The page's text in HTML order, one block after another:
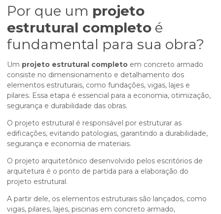
Por que um projeto
estrutural completo é
fundamental para sua obra?
Um projeto estrutural completo em concreto armado
consiste no dimensionamento e detalhamento dos
elementos estruturais, como fundações, vigas, lajes e
pilares. Essa etapa é essencial para a economia, otimização,
segurança e durabilidade das obras.
O projeto estrutural é responsável por estruturar as
edificações, evitando patologias, garantindo a durabilidade,
segurança e economia de materiais.
O projeto arquitetônico desenvolvido pelos escritórios de
arquitetura é o ponto de partida para a elaboração do
projeto estrutural.
A partir dele, os elementos estruturais são lançados, como
vigas, pilares, lajes, piscinas em concreto armado,